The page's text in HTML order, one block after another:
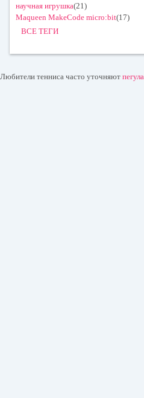
научная игрушка(21)
Maqueen MakeCode micro:bit(17)
ВСЕ ТЕГИ
Любители тенниса часто уточняют пегула